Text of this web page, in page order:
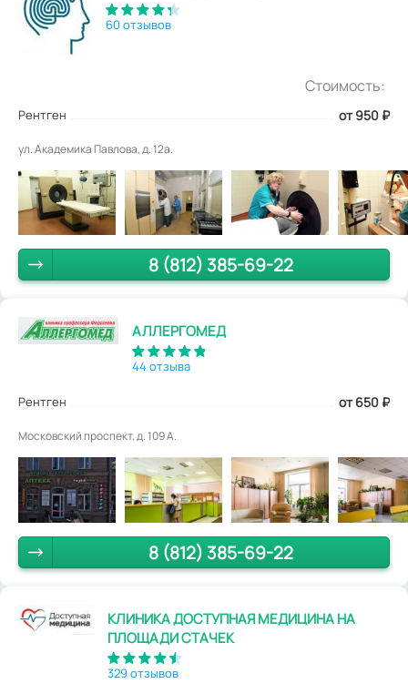
60 отзывов
Стоимость:
Рентген от 950 ₽
ул. Академика Павлова, д. 12а.
8 (812) 385-69-22
АЛЛЕРГОМЕД
44 отзыва
Рентген от 650 ₽
Московский проспект, д. 109 А.
8 (812) 385-69-22
КЛИНИКА ДОСТУПНАЯ МЕДИЦИНА НА
ПЛОЩАДИ СТАЧЕК
329 отзывов